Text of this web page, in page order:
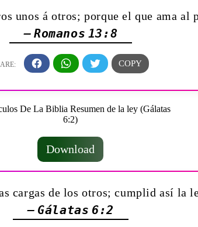
unos á otros; porque el que ama
— Romanos 13:8
Download
cargas de los otros; cumplid así la
— Gálatas 6:2